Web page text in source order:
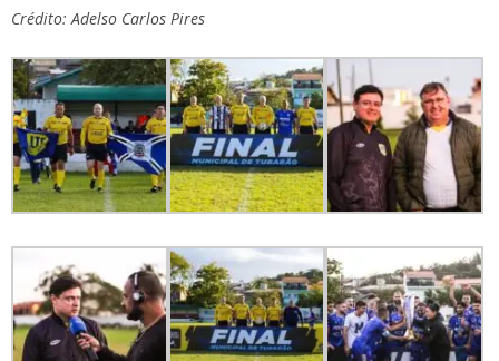
Crédito: Adelso Carlos Pires